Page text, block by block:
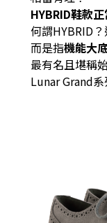
HYBRID鞋款
何謂HYBRID
而是指機能大
最有名且堪稱
Lunar Grand系